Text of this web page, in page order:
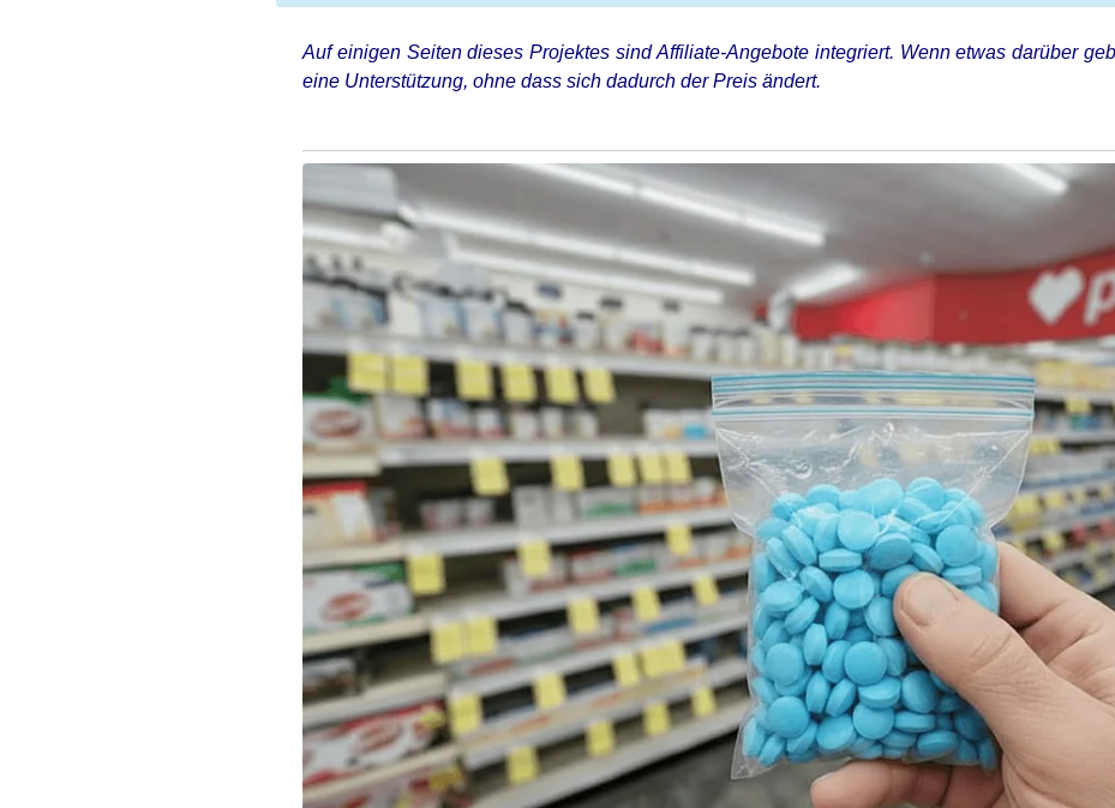
Auf einigen Seiten dieses Projektes sind Affiliate-Angebote integriert. Wenn etwas darüber
eine Unterstützung, ohne dass sich dadurch der Preis ändert.